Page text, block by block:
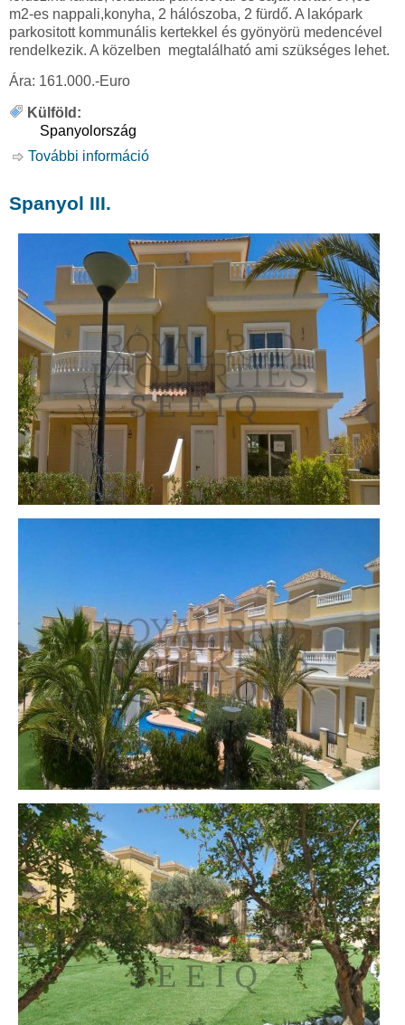
m2-es nappali,konyha, 2 hálószoba, 2 fürdő. A lakópark
parkositott kommunális kertekkel és gyönyörü medencével
rendelkezik. A közelben megtalálható ami szükséges lehet.
Ára: 161.000.-Euro
Külföld:
Spanyolország
További információ
Spanyol III.